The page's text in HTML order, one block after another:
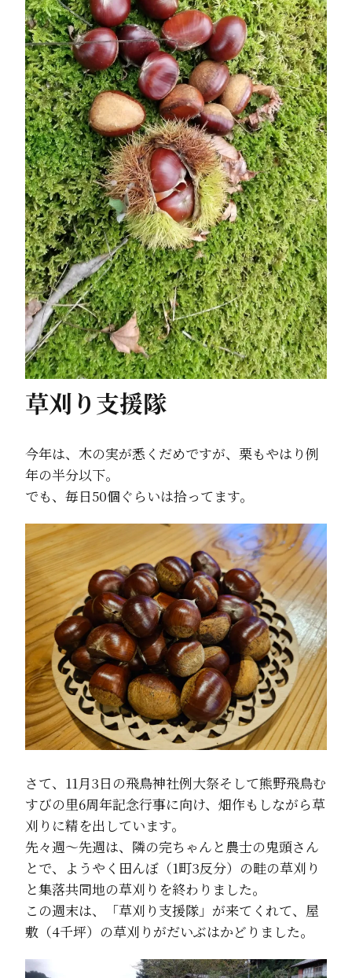
草刈り支援隊
今年は、木の実が悉くだめですが、栗もやはり例
年の半分以下。
でも、毎日50個ぐらいは拾ってます。
さて、11月3日の飛鳥神社例大祭そして熊野飛鳥む
すびの里6周年記念行事に向け、畑作もしながら草
刈りに精を出しています。
先々週～先週は、隣の完ちゃんと農士の鬼頭さん
とで、ようやく田んぼ（1町3反分）の畦の草刈り
と集落共同地の草刈りを終わりました。
この週末は、「草刈り支援隊」が来てくれて、屋
敷（4千坪）の草刈りがだいぶはかどりました。